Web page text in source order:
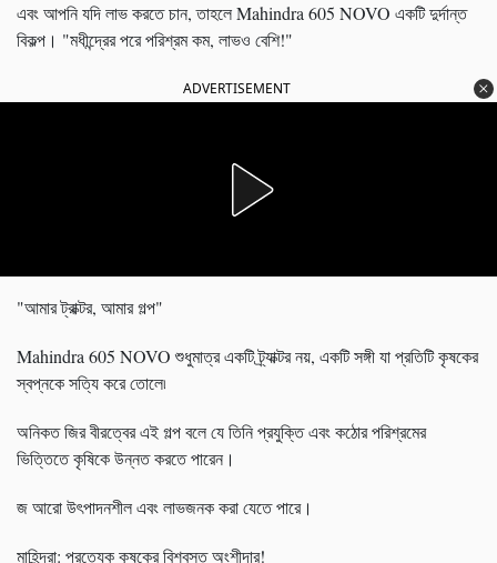
এবং আপনি যদি লাভ করতে চান, তাহলে Mahindra 605 NOVO একটি দুর্দান্ত
বিকল্প। "মধীন্দ্রের পরে পরিশ্রম কম, লাভও বেশি!"
ADVERTISEMENT
"আমার ট্রাক্টর, আমার গল্প"
Mahindra 605 NOVO শুধুমাত্র একটি ট্র্যাক্টর নয়, একটি সঙ্গী যা প্রতিটি কৃষকের
স্বপ্নকে সত্যি করে তোলে৷
অনিকত জির বীরত্বের এই গল্প বলে যে তিনি প্রযুক্তি এবং কঠোর পরিশ্রমের
ভিত্তিতে কৃষিকে উন্নত করতে পারেন।
জ আরো উৎপাদনশীল এবং লাভজনক করা যেতে পারে।
মাহিন্দ্রা: প্রত্যেক কৃষকের বিশ্বস্ত অংশীদার!